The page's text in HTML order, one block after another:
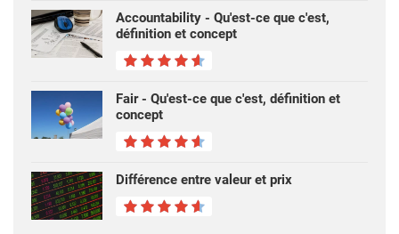
Accountability - Qu'est-ce que c'est,
définition et concept
Fair - Qu'est-ce que c'est, définition et
concept
Différence entre valeur et prix